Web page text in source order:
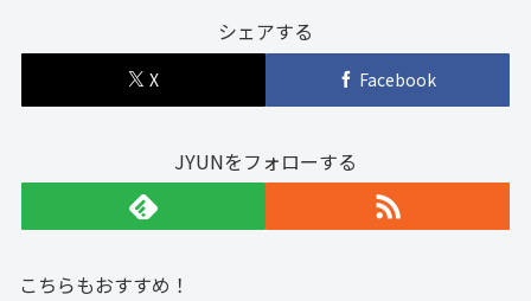
シェアする
X Facebook
JYUNをフォローする
こちらもおすすめ！